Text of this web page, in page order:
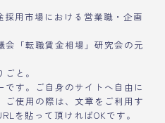
採用市場における営業職・企画
「転職賃金相場」研究会の元
と。
す。ご自身のサイトへ自由に
使用の際は、文章をご利用す
を貼って頂ければOKです。